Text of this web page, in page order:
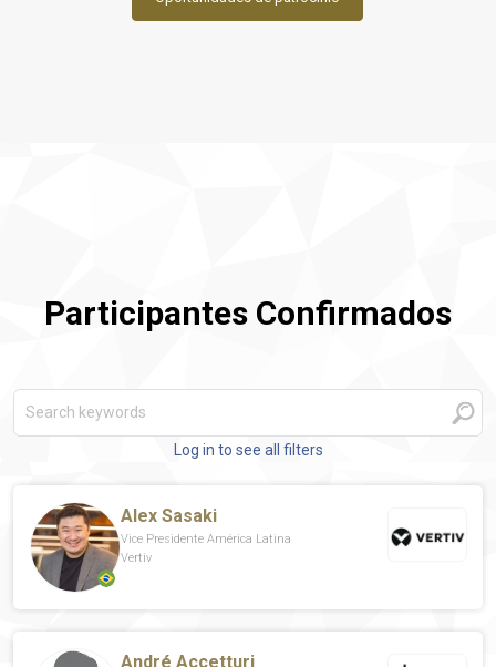
Participantes Confirmados
Log in to see all filters
Alex Sasaki
Vice Presidente América Latina
Vertiv
André Accetturi